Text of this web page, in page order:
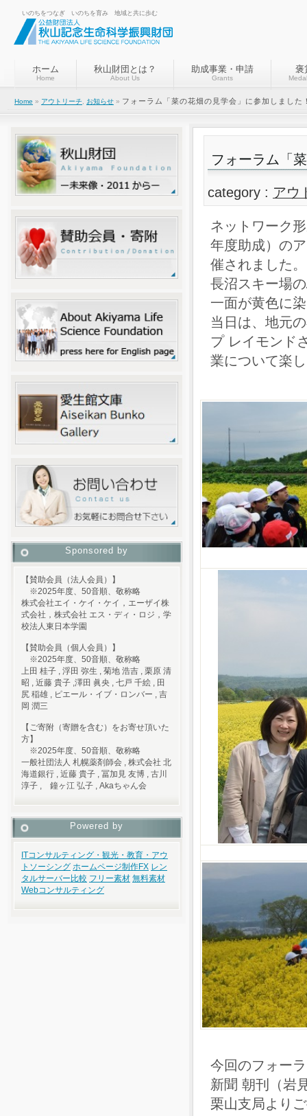
いのちをつなぎ いのちを育み 地域と共に歩む
ホーム
Home
秋山財団とは？
About Us
助成事業・申請
Grants
褒
Home » アウトリーチ お知らせ » フォーラム「菜の花畑の見学会」に参加しました
フォーラム「
category : アウ
ネットワーク
年度助成）の
催されました。
長沼スキー場
一面が黄色に
当日は、地元
プ レイモンド
業について楽
今回のフォー
新聞 朝刊（岩
栗山支局より
Sponsored by
【賛助会員（法人会員）】
※2025年度、50音順、敬称略
株式会社エイ・ケイ・ケイ，エーザイ株
式会社，株式会社 エス・ディ・ロジ，学
校法人東日本学園
【賛助会員（個人会員）】
※2025年度、50音順、敬称略
上田 桂子 , 浮田 弥生 , 菊地 浩吉 , 栗原 清
昭 , 近藤 貴子 ,澤田 眞央 , 七戸 千絵 , 田
尻 稲雄 , ピエール・イブ・ロンバー , 吉
岡 潤三
【ご寄附（寄贈を含む）をお寄せ頂いた
方】
※2025年度、50音順、敬称略
一般社団法人 札幌薬剤師会 , 株式会社 北
海道銀行 , 近藤 貴子 , 冨加見 友博 , 古川
淳子 , 鐘ヶ江 弘子 , Akaちゃん会
Powered by
ITコンサルティング・観光・教育・アウ
トソーシング ホームページ制作FX レン
タルサーバー比較 フリー素材 無料素材
Webコンサルティング